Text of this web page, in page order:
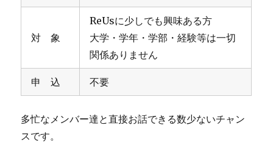
対 象
ReUsに少しでも興味ある方
大学・学年・学部・経験等は一切
関係ありません
申 込 不要
多忙なメンバー達と直接お話できる数少ないチャン
スです。